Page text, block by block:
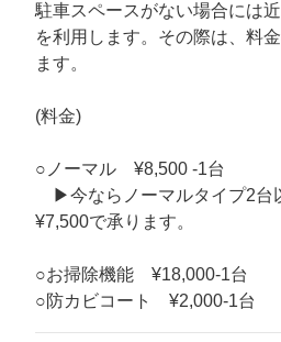
駐車スペースがない場合には
を利用します。その際は、料
ます。
(料金)
○ノーマル ¥8,500 -1台
▶︎今ならノーマルタイプ2台
¥7,500で承ります。
○お掃除機能 ¥18,000-1台
○防カビコート ¥2,000-1台